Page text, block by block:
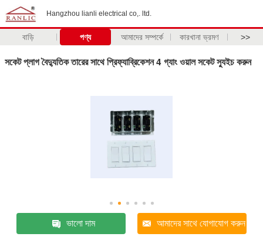
Hangzhou lianli electrical co,. ltd.
বাড়ি পণ্য আমাদের সম্পর্কে কারখানা ভ্রমণ >>
সকেট প্লাগ বৈদ্যুতিক তারের সাথে প্রিফ্যাব্রিকেশন 4 গ্যাং ওয়াল সকেট স্যুইচ করুন
ভালো দাম আমাদের সাথে যোগাযোগ করুন